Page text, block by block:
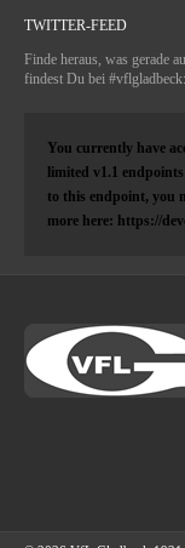
TWITTER-FEED
Finde heraus, was gerade
findest Du bei #vflgladbeck:
You currently have
limited v1.1
to this endpoint, you
more here: https://